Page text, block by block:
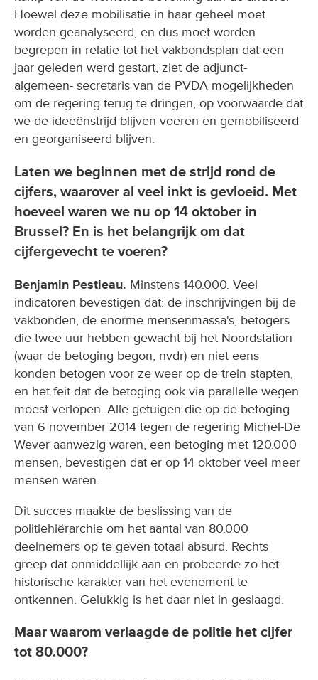
Hoewel deze mobilisatie in haar geheel moet
worden geanalyseerd, en dus moet worden
begrepen in relatie tot het vakbondsplan dat een
jaar geleden werd gestart, ziet de adjunct-
algemeen- secretaris van de PVDA mogelijkheden
om de regering terug te dringen, op voorwaarde dat
we de ideeënstrijd blijven voeren en gemobiliseerd
en georganiseerd blijven.
Laten we beginnen met de strijd rond de
cijfers, waarover al veel inkt is gevloeid. Met
hoeveel waren we nu op 14 oktober in
Brussel? En is het belangrijk om dat
cijfergevecht te voeren?
Benjamin Pestieau. Minstens 140.000. Veel
indicatoren bevestigen dat: de inschrijvingen bij de
vakbonden, de enorme mensenmassa's, betogers
die twee uur hebben gewacht bij het Noordstation
(waar de betoging begon, nvdr) en niet eens
konden betogen voor ze weer op de trein stapten,
en het feit dat de betoging ook via parallelle wegen
moest verlopen. Alle getuigen die op de betoging
van 6 november 2014 tegen de regering Michel-De
Wever aanwezig waren, een betoging met 120.000
mensen, bevestigen dat er op 14 oktober veel meer
mensen waren.
Dit succes maakte de beslissing van de
politiehiërarchie om het aantal van 80.000
deelnemers op te geven totaal absurd. Rechts
greep dat onmiddellijk aan en probeerde zo het
historische karakter van het evenement te
ontkennen. Gelukkig is het daar niet in geslaagd.
Maar waarom verlaagde de politie het cijfer
tot 80.000?